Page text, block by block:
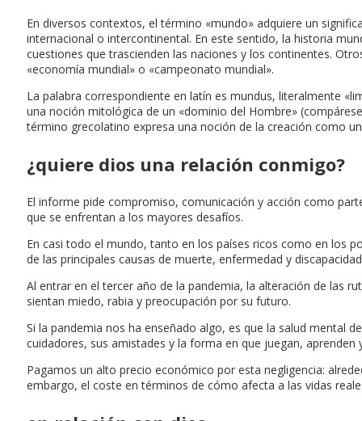
En diversos contextos, el término «mundo» adquiere un
internacional o intercontinental. En este sentido, la historia
cuestiones que trascienden las naciones y los continentes.
«economía mundial» o «campeonato mundial».
La palabra correspondiente en latín es mundus, literalmente
una noción mitológica de un «dominio del Hombre»
término grecolatino expresa una noción de la creación como
¿quiere dios una relación conmigo?
El informe pide compromiso, comunicación y acción como
que se enfrentan a los mayores desafíos.
En casi todo el mundo, tanto en los países ricos como en los
de las principales causas de muerte, enfermedad y
Al entrar en el tercer año de la pandemia, la alteración de las
sientan miedo, rabia y preocupación por su futuro.
Si la pandemia nos ha enseñado algo, es que la salud mental
cuidadores, sus amistades y la forma en que juegan, aprenden
Pagamos un alto precio económico por esta negligencia:
embargo, el coste en términos de cómo afecta a las vidas